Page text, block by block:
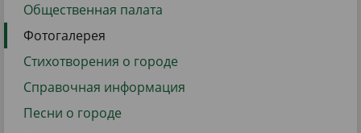
Общественная палата
Фотогалерея
Стихотворения о городе
Справочная информация
Песни о городе